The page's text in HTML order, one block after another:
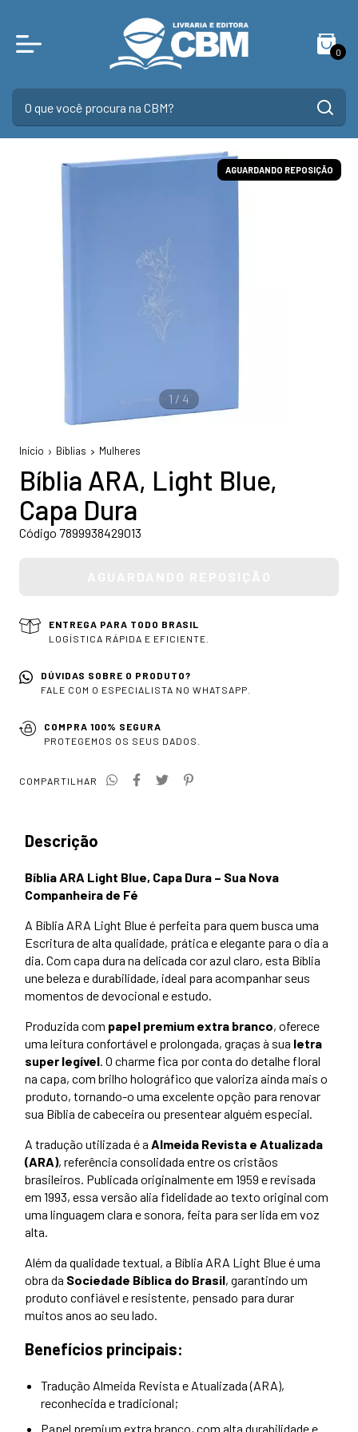
0
AGUARDANDO REPOSIÇÃO
1 / 4
Início Bíblias Mulheres
Bíblia ARA, Light Blue,
Capa Dura
Código 7899938429013
ENTREGA PARA TODO BRASIL
LOGÍSTICA RÁPIDA E EFICIENTE.
DÚVIDAS SOBRE O PRODUTO?
FALE COM O ESPECIALISTA NO WHATSAPP.
COMPRA 100% SEGURA
PROTEGEMOS OS SEUS DADOS.
COMPARTILHAR
Descrição
Bíblia ARA Light Blue, Capa Dura – Sua Nova
Companheira de Fé
A Bíblia ARA Light Blue é perfeita para quem busca uma
Escritura de alta qualidade, prática e elegante para o dia a
dia. Com capa dura na delicada cor azul claro, esta Bíblia
une beleza e durabilidade, ideal para acompanhar seus
momentos de devocional e estudo.
Produzida com papel premium extra branco, oferece
uma leitura confortável e prolongada, graças à sua letra
super legível. O charme fica por conta do detalhe floral
na capa, com brilho holográfico que valoriza ainda mais o
produto, tornando-o uma excelente opção para renovar
sua Bíblia de cabeceira ou presentear alguém especial.
A tradução utilizada é a Almeida Revista e Atualizada
(ARA), referência consolidada entre os cristãos
brasileiros. Publicada originalmente em 1959 e revisada
em 1993, essa versão alia fidelidade ao texto original com
uma linguagem clara e sonora, feita para ser lida em voz
alta.
Além da qualidade textual, a Bíblia ARA Light Blue é uma
obra da Sociedade Bíblica do Brasil, garantindo um
produto confiável e resistente, pensado para durar
muitos anos ao seu lado.
Benefícios principais:
Tradução Almeida Revista e Atualizada (ARA),
reconhecida e tradicional;
Papel premium extra branco, com alta durabilidade e